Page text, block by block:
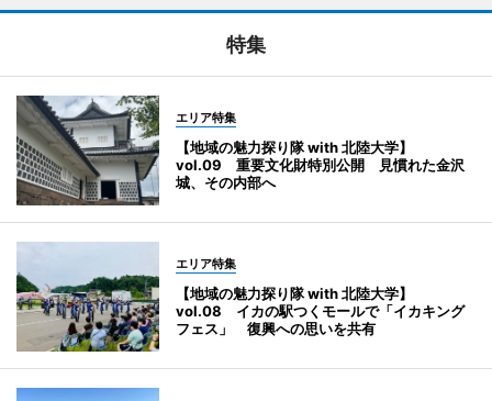
特集
エリア特集
【地域の魅力探り隊 with 北陸大学】
vol.09 重要文化財特別公開 見慣れた金沢
城、その内部へ
エリア特集
【地域の魅力探り隊 with 北陸大学】
vol.08 イカの駅つくモールで「イカキング
フェス」 復興への思いを共有